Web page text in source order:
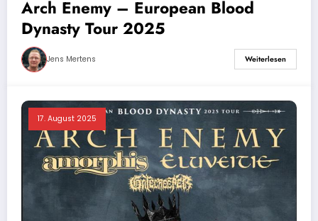
Arch Enemy – European Blood
Dynasty Tour 2025
Jens Mertens Weiterlesen
17. August 2025